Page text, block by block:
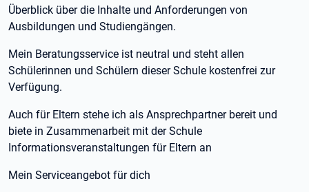
Überblick über die Inhalte und Anforderungen von
Ausbildungen und Studiengängen.
Mein Beratungsservice ist neutral und steht allen
Schülerinnen und Schülern dieser Schule kostenfrei zur
Verfügung.
Auch für Eltern stehe ich als Ansprechpartner bereit und
biete in Zusammenarbeit mit der Schule
Informationsveranstaltungen für Eltern an
Mein Serviceangebot für dich